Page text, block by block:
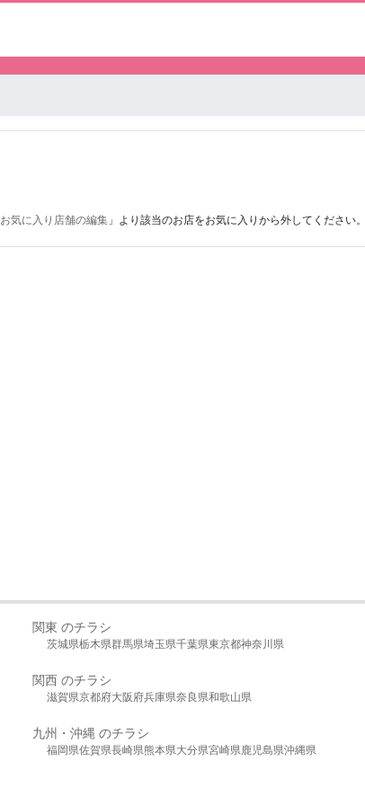
お気に入り店舗の編集 」より該当のお店をお気に入りから外してください。
関東 のチラシ
茨城県栃木県群馬県埼玉県千葉県東京都神奈川県
関西 のチラシ
滋賀県京都府大阪府兵庫県奈良県和歌山県
九州・沖縄 のチラシ
福岡県佐賀県長崎県熊本県大分県宮崎県 鹿児島県沖縄県